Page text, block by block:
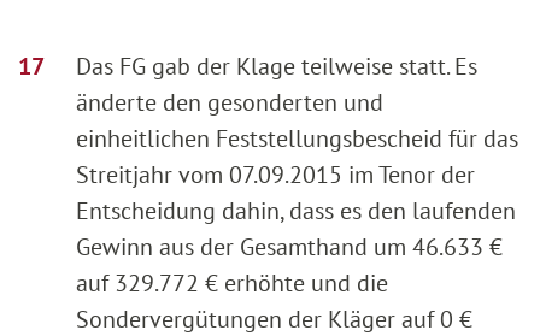
Das FG gab der Klage teilweise statt. Es
änderte den gesonderten und
einheitlichen Feststellungsbescheid für das
Streitjahr vom 07.09.2015 im Tenor der
Entscheidung dahin, dass es den laufenden
Gewinn aus der Gesamthand um 46.633 €
auf 329.772 € erhöhte und die
Sondervergütungen der Kläger auf 0 €